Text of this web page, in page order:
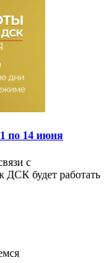
по 14 июня
с
ДСК будет работать